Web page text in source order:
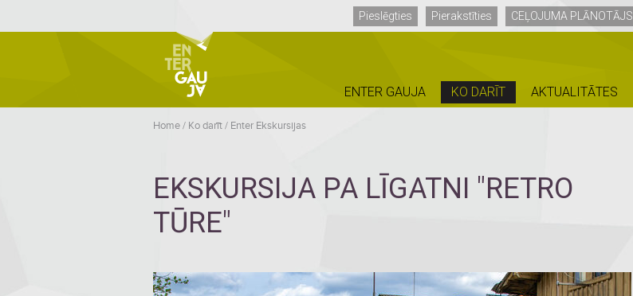
Pieslēgties Pierakstīties CEĻOJUMA PLĀNOTĀJS
ENTER GAUJA KO DARĪT AKTUALITĀTES
Home/ Ko darīt/ Enter Ekskursijas
EKSKURSIJA PA LĪGATNI "RETRO
TŪRE"